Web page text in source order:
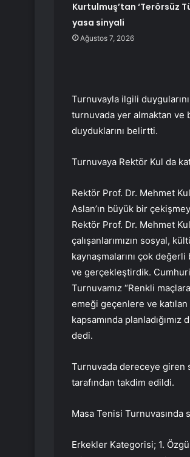
Kurtulmuş’tan ‘Terörsüz
yasa sinyali
Ağustos 7, 2026
Turnuvayla ilgili
turnuvada yer almaktan ve
duyduklarını belirtti.
Turnuvaya Rektör Kul da
Rektör Prof. Dr. Mehmet
Aslan’ın büyük bir
Rektör Prof. Dr. Mehmet
çalışanlarımızın sosyal,
kaynaşmalarını çok
ve gerçekleştirdik.
Turnuvamız “Renkli
emeği geçenlere ve
kapsamında
dedi.
Turnuvada dereceye giren
tarafından takdim edildi.
Masa Tenisi Turnuvasında
Erkekler Kategorisi; 1.